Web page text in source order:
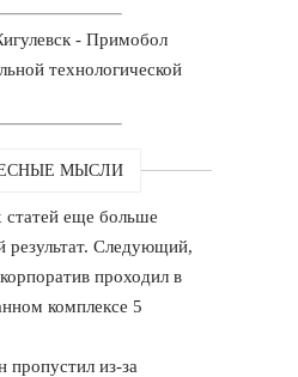
- Примобол
технологической
МЫСЛИ
еще больше
результат. Следующий,
проходил в
комплексе 5
из-за